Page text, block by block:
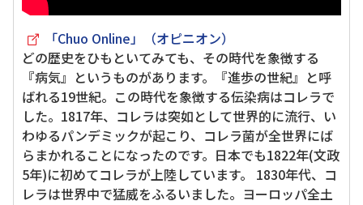
「Chuo Online」（オピニオン）
どの歴史をひもといてみても、その時代を象徴する
『病気』というものがあります。『進歩の世紀』と呼
ばれる19世紀。この時代を象徴する伝染病はコレラで
した。1817年、コレラは突如として世界的に流行、い
わゆるパンデミックが起こり、コレラ菌が全世界にば
らまかれることになったのです。日本でも1822年(文政
5年)に初めてコレラが上陸しています。 1830年代、コ
レラは世界中で猛威をふるいました。ヨーロッパ全土